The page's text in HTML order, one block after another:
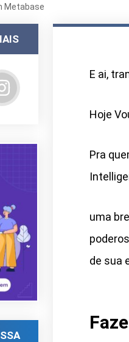
Metabase
E ai,
Hoje
Pra
uma
de sua